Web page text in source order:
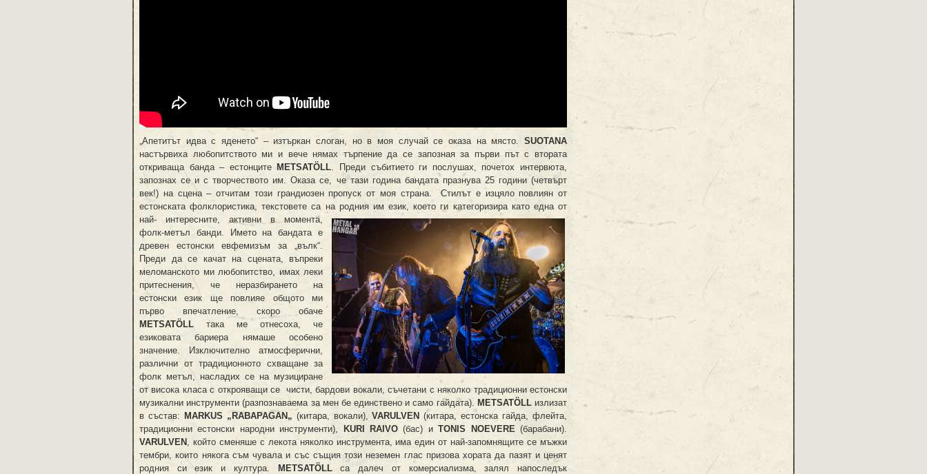
„Апетитът идва с яденето“ – изтъркан слоган, но в моя случай се оказа на място. SUOTANA
настървиха любопитството ми и вече нямах търпение да се запозная за първи път с втората
откриваща банда – естонцитеMETSATÖLL . Преди събитието ги послушах, почетох интервюта,
запознах се и с творчеството им. Оказа се, че тази година бандата празнува 25 години (четвърт
век!) на сцена – отчитам този грандиозен пропуск от моя страна. Стилът е изцяло повлиян от
естонската фолклористика, текстовете са на родния им език, което ги категоризира като една от
най- интересните, активни в момента,
фолк-метъл банди. Името на бандата е
древен естонски евфемизъм за „вълк“.
Преди да се качат на сцената, въпреки
меломанското ми любопитство, имах леки
притеснения, че неразбирането на
естонски език ще повлияе общото ми
първо впечатление, скоро обаче
METSATÖLL така ме отнесоха, че
езиковата бариера нямаше особено
значение. Изключително атмосферични,
различни от традиционното схващане за
фолк метъл, насладих се на музициране
от висока класа с открояващи се чисти, бардови вокали, съчетани с няколко традиционни естонски
музикални инструменти (разпознаваема за мен бе единствено и само гайдата). METSATÖLLизлизат
в състав: MARKUS „RABAPAGAN„ (китара, вокали),VARULVEN (китара, естонска гайда, флейта,
традиционни естонски народни инструменти), KURI RAIVO (бас) иTONIS NOEVERE (барабани).
VARULVEN , който сменяше с лекота няколко инструмента, има един от най-запомнящите се мъжки
тембри, които някога съм чувала и със същия този неземен глас призова хората да пазят и ценят
родния си език и култура. METSATÖLLса далеч от комерсиализма, залял напоследък